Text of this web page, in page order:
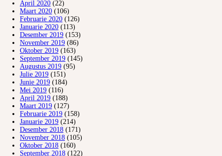
April 2020 (22)
Maart 2020 (106)
Februarie 2020 (126)
Januarie 2020 (113)
Desember 2019 (153)
November 2019 (86)
Oktober 2019 (163)
September 2019 (145)
Augustus 2019 (95)
Julie 2019 (151)
Junie 2019 (184)
Mei 2019 (116)
April 2019 (188)
Maart 2019 (127)
Februarie 2019 (158)
Januarie 2019 (214)
Desember 2018 (171)
November 2018 (105)
Oktober 2018 (160)
September 2018 (122)